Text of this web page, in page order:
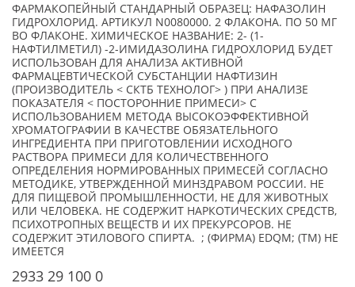
ФАРМАКОПЕЙНЫЙ СТАНДАРНЫЙ ОБРАЗЕЦ: НАФАЗОЛИН
ГИДРОХЛОРИД. АРТИКУЛ N0080000. 2 ФЛАКОНА. ПО 50 МГ
ВО ФЛАКОНЕ. ХИМИЧЕСКОЕ НАЗВАНИЕ: 2- (1-
НАФТИЛМЕТИЛ) -2-ИМИДАЗОЛИНА ГИДРОХЛОРИД БУДЕТ
ИСПОЛЬЗОВАН ДЛЯ АНАЛИЗА АКТИВНОЙ
ФАРМАЦЕВТИЧЕСКОЙ СУБСТАНЦИИ НАФТИЗИН
(ПРОИЗВОДИТЕЛЬ < СКТБ ТЕХНОЛОГ> ) ПРИ АНАЛИЗЕ
ПОКАЗАТЕЛЯ < ПОСТОРОННИЕ ПРИМЕСИ> С
ИСПОЛЬЗОВАНИЕМ МЕТОДА ВЫСОКОЭФФЕКТИВНОЙ
ХРОМАТОГРАФИИ В КАЧЕСТВЕ ОБЯЗАТЕЛЬНОГО
ИНГРЕДИЕНТА ПРИ ПРИГОТОВЛЕНИИ ИСХОДНОГО
РАСТВОРА ПРИМЕСИ ДЛЯ КОЛИЧЕСТВЕННОГО
ОПРЕДЕЛЕНИЯ НОРМИРОВАННЫХ ПРИМЕСЕЙ СОГЛАСНО
МЕТОДИКЕ, УТВЕРЖДЕННОЙ МИНЗДРАВОМ РОССИИ. НЕ
ДЛЯ ПИЩЕВОЙ ПРОМЫШЛЕННОСТИ, НЕ ДЛЯ ЖИВОТНЫХ
ИЛИ ЧЕЛОВЕКА. НЕ СОДЕРЖИТ НАРКОТИЧЕСКИХ СРЕДСТВ,
ПСИХОТРОПНЫХ ВЕЩЕСТВ И ИХ ПРЕКУРСОРОВ. НЕ
СОДЕРЖИТ ЭТИЛОВОГО СПИРТА. ; (ФИРМА) EDQM; (TM) НЕ
ИМЕЕТСЯ
2933 29 100 0